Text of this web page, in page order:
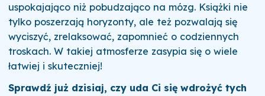
uspokajająco niż pobudzająco na mózg. Książki nie
tylko poszerzają horyzonty, ale też pozwalają się
wyciszyć, zrelaksować, zapomnieć o codziennych
troskach. W takiej atmosferze zasypia się o wiele
łatwiej i skuteczniej!
Sprawdź już dzisiaj, czy uda Ci się wdrożyć tych